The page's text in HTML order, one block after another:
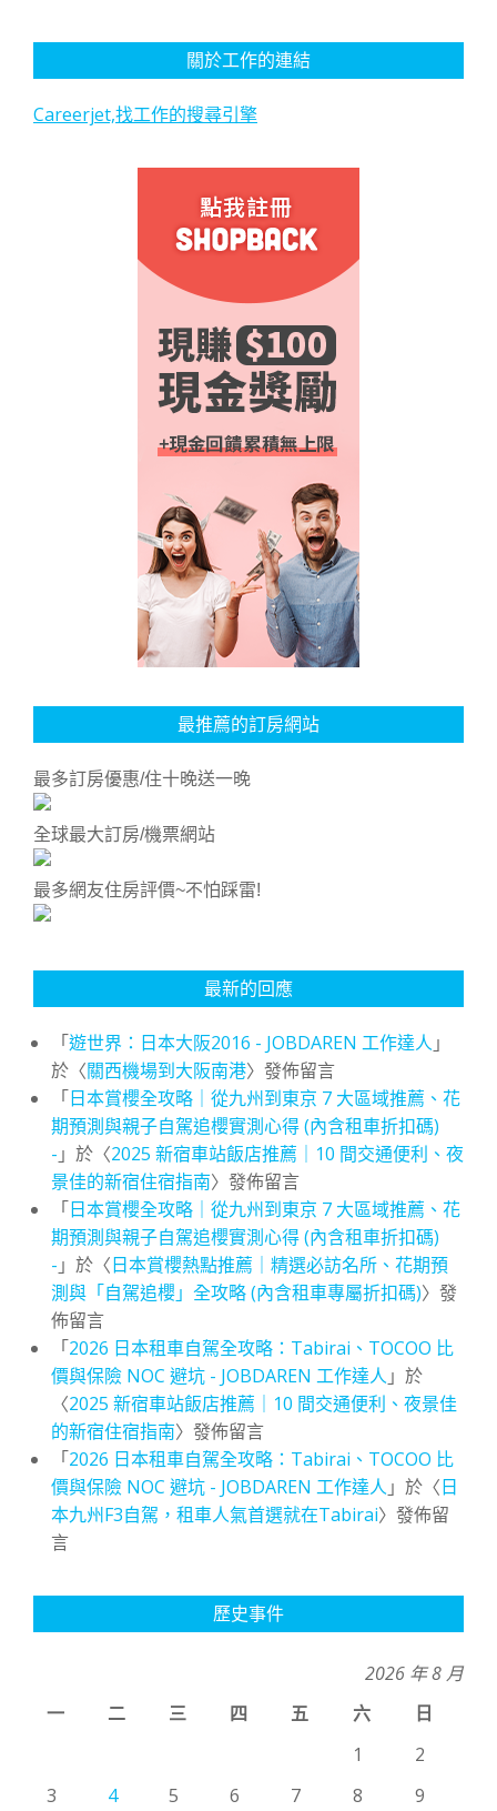
關於工作的連結
Careerjet,找工作的搜尋引擎
最推薦的訂房網站
最多訂房優惠/住十晚送一晚
全球最大訂房/機票網站
最多網友住房評價~不怕踩雷!
最新的回應
「遊世界：日本大阪2016 - JOBDAREN 工作達人 」
於〈關西機場到大阪南港〉發佈留言
「日本賞櫻全攻略｜從九州到東京 7 大區域推薦、花
期預測與親子自駕追櫻實測心得 (內含租車折扣碼)
- 」於〈2025 新宿車站飯店推薦｜10 間交通便利、夜
景佳的新宿住宿指南〉發佈留言
「日本賞櫻全攻略｜從九州到東京 7 大區域推薦、花
期預測與親子自駕追櫻實測心得 (內含租車折扣碼)
- 」於〈日本賞櫻熱點推薦｜精選必訪名所、花期預
測與「自駕追櫻」全攻略 (內含租車專屬折扣碼)〉發
佈留言
「2026 日本租車自駕全攻略：Tabirai、TOCOO 比
價與保險 NOC 避坑 - JOBDAREN 工作達人 」於
〈2025 新宿車站飯店推薦｜10 間交通便利、夜景佳
的新宿住宿指南〉發佈留言
「2026 日本租車自駕全攻略：Tabirai、TOCOO 比
價與保險 NOC 避坑 - JOBDAREN 工作達人 」於〈日
本九州F3自駕，租車人氣首選就在Tabirai〉發佈留
言
歷史事件
2026 年 8 月
一
二 三 四 五 六
日
1
2
3
4 5 6 7 8
9